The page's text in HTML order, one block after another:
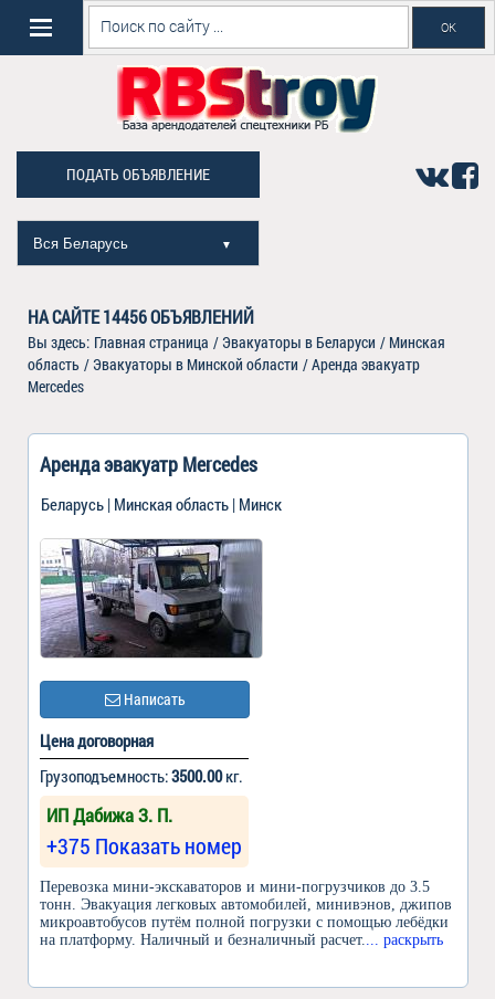
ПОДАТЬ ОБЪЯВЛЕНИЕ
Вся Беларусь ▼
НА САЙТЕ14456ОБЪЯВЛЕНИЙ
Вы здесь: Главная страница / Эвакуаторы в Беларуси / Минская
область / Эвакуаторы в Минской области /Аренда эвакуатр
Mercedes
Аренда эвакуатр Mercedes
Беларусь | Минская область | Минск
Написать
Цена договорная
Грузоподъемность:3500.00кг.
ИП Дабижа З. П.
+375 Показать номер
Перевозка мини-экскаваторов и мини-погрузчиков до 3.5
тонн. Эвакуация легковых автомобилей, минивэнов, джипов
микроавтобусов путём полной погрузки с помощью лебёдки
на платформу. Наличный и безналичный расчет.... раскрыть